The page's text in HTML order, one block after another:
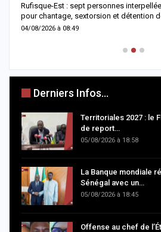
Rufisque-Est : sept personnes
pour chantage, sextorsion et détention
04/08/2026 à 08:49
Derniers Infos...
Territoriales 2027 : le
de report…
05/08/2026 à 18:58
La Banque mondiale
Sénégal avec un…
05/08/2026 à 18:45
Offense au chef de